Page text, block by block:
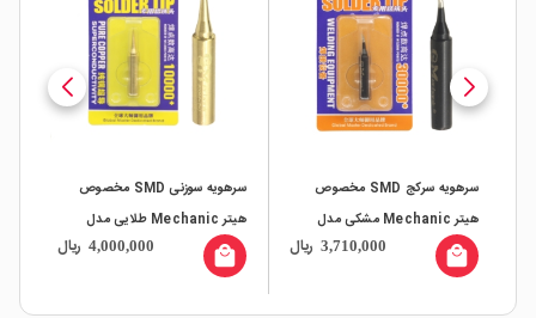
سرهویه سرکج SMD مخصوص
هیتر Mechanic مشکی مدل
900M-T-IS
3,710,000 ریال local_mall
سرهویه سوزنی SMD مخصوص
هیتر Mechanic طلایی مدل
900M-T-I
4,000,000 ریال local_mall